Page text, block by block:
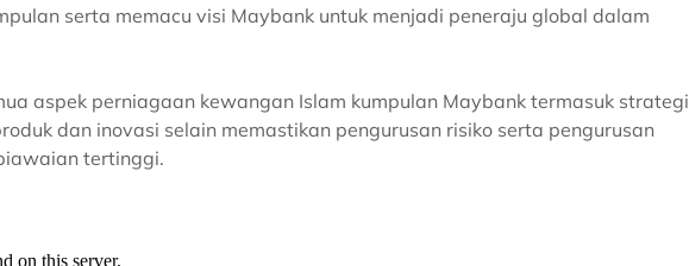
serta memacu visi Maybank untuk menjadi peneraju global dalam
aspek perniagaan kewangan Islam kumpulan Maybank termasuk strategi
dan inovasi selain memastikan pengurusan risiko serta pengurusan
tertinggi.